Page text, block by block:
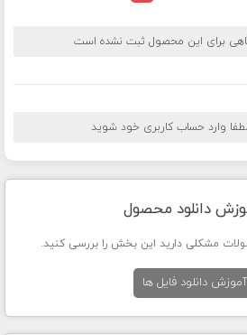
برای این محصول ثبت نشده است
وارد حساب کاربری خود شوید
دانلود محصول
مشکلی دارید این بخش را بررسی کنید.
آموزش دانلود فایل ها